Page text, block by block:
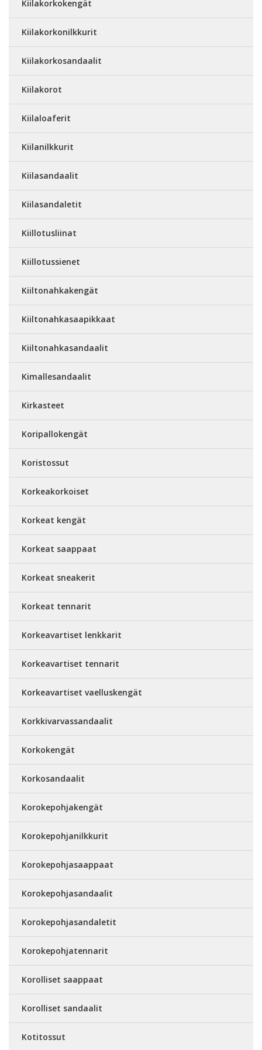
Kiilakorkokengät
Kiilakorkonilkkurit
Kiilakorkosandaalit
Kiilakorot
Kiilaloaferit
Kiilanilkkurit
Kiilasandaalit
Kiilasandaletit
Kiillotusliinat
Kiillotussienet
Kiiltonahkakengät
Kiiltonahkasaapikkaat
Kiiltonahkasandaalit
Kimallesandaalit
Kirkasteet
Koripallokengät
Koristossut
Korkeakorkoiset
Korkeat kengät
Korkeat saappaat
Korkeat sneakerit
Korkeat tennarit
Korkeavartiset lenkkarit
Korkeavartiset tennarit
Korkeavartiset vaelluskengät
Korkkivarvassandaalit
Korkokengät
Korkosandaalit
Korokepohjakengät
Korokepohjanilkkurit
Korokepohjasaappaat
Korokepohjasandaalit
Korokepohjasandaletit
Korokepohjatennarit
Korolliset saappaat
Korolliset sandaalit
Kotitossut